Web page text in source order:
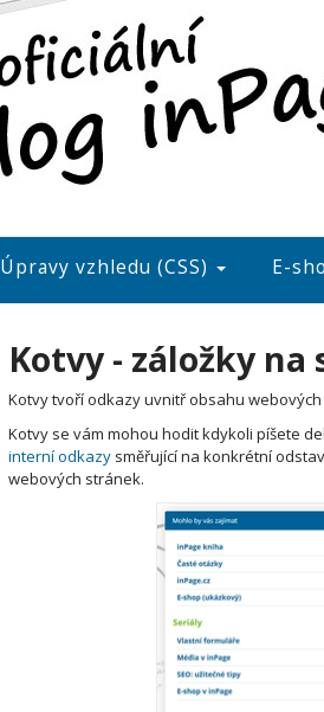
Úpravy vzhledu (CSS) E-
Kotvy - záložky na
Kotvy tvoří odkazy uvnitř obsahu
Kotvy se vám mohou hodit kdykoli píšete
interní odkazy směřující na konkrétní
webových stránek.